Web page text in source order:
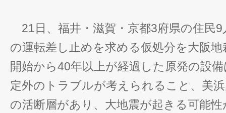
21日、福井・滋賀・京都3府県の住民9
の運転差し止めを求める仮処分を大阪
開始から40年以上が経過した原発の設
定外のトラブルが考えられること、美
の活断層があり、大地震が起きる可能